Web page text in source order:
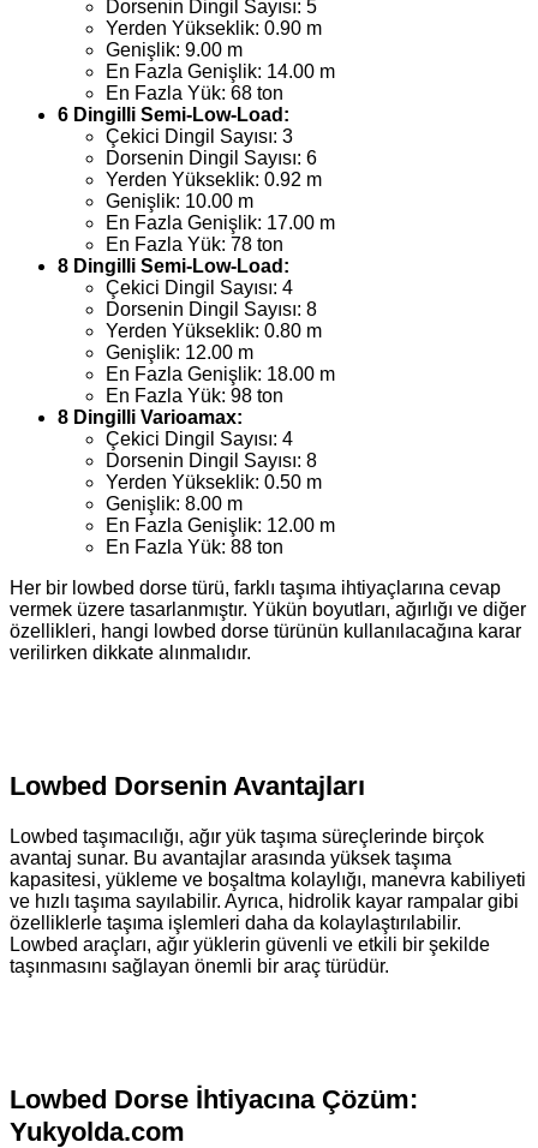
Dorsenin Dingil Sayısı: 5
Yerden Yükseklik: 0.90 m
Genişlik: 9.00 m
En Fazla Genişlik: 14.00 m
En Fazla Yük: 68 ton
6 Dingilli Semi-Low-Load:
Çekici Dingil Sayısı: 3
Dorsenin Dingil Sayısı: 6
Yerden Yükseklik: 0.92 m
Genişlik: 10.00 m
En Fazla Genişlik: 17.00 m
En Fazla Yük: 78 ton
8 Dingilli Semi-Low-Load:
Çekici Dingil Sayısı: 4
Dorsenin Dingil Sayısı: 8
Yerden Yükseklik: 0.80 m
Genişlik: 12.00 m
En Fazla Genişlik: 18.00 m
En Fazla Yük: 98 ton
8 Dingilli Varioamax:
Çekici Dingil Sayısı: 4
Dorsenin Dingil Sayısı: 8
Yerden Yükseklik: 0.50 m
Genişlik: 8.00 m
En Fazla Genişlik: 12.00 m
En Fazla Yük: 88 ton
Her bir lowbed dorse türü, farklı taşıma ihtiyaçlarına cevap
vermek üzere tasarlanmıştır. Yükün boyutları, ağırlığı ve diğer
özellikleri, hangi lowbed dorse türünün kullanılacağına karar
verilirken dikkate alınmalıdır.
Lowbed Dorsenin Avantajları
Lowbed taşımacılığı, ağır yük taşıma süreçlerinde birçok
avantaj sunar. Bu avantajlar arasında yüksek taşıma
kapasitesi, yükleme ve boşaltma kolaylığı, manevra kabiliyeti
ve hızlı taşıma sayılabilir. Ayrıca, hidrolik kayar rampalar gibi
özelliklerle taşıma işlemleri daha da kolaylaştırılabilir.
Lowbed araçları, ağır yüklerin güvenli ve etkili bir şekilde
taşınmasını sağlayan önemli bir araç türüdür.
Lowbed Dorse İhtiyacına Çözüm:
Yukyolda.com